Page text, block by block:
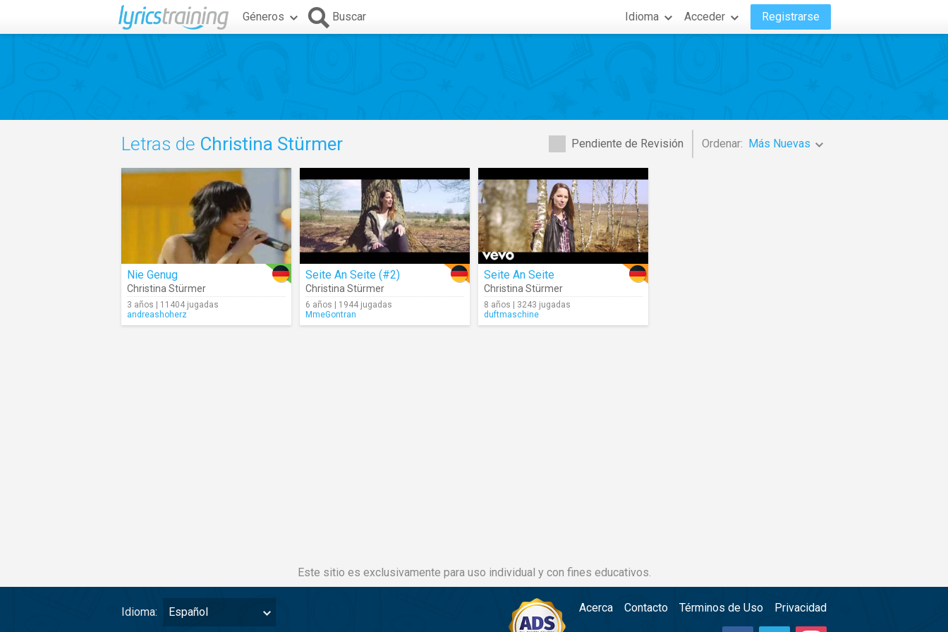
Géneros Buscar Idioma Acceder Registrarse
Pendiente de Revisión Ordenar: Más Nuevas
Letras de Christina Stürmer
Nie Genug
Christina Stürmer
3 años | 11404 jugadas
andreashoherz
Seite An Seite (#2)
Christina Stürmer
6 años | 1944 jugadas
MmeGontran
Seite An Seite
Christina Stürmer
8 años | 3243 jugadas
duftmaschine
Este sitio es exclusivamente para uso individual y con fines educativos.
Idioma: Español Acerca Contacto Términos de Uso Privacidad